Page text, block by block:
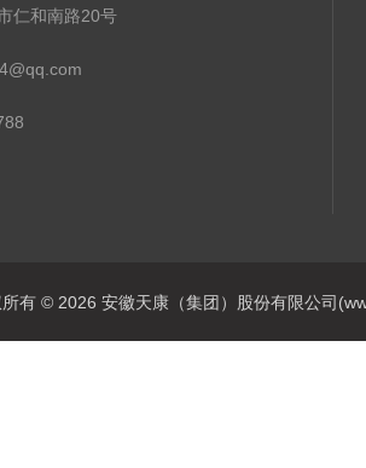
仁和南路20号
所有 © 2026 安徽天康（集团）股份有限公司